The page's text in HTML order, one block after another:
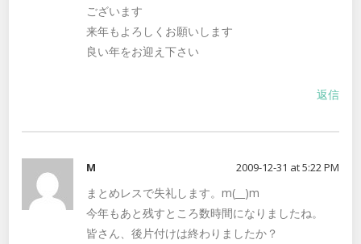
ございます
来年もよろしくお願いします
良い年をお迎え下さい
返信
M 2009-12-31 at 5:22 PM
まとめレスで失礼します。m(__)m
今年もあと残すところ数時間になりましたね。
皆さん、後片付けは終わりましたか？